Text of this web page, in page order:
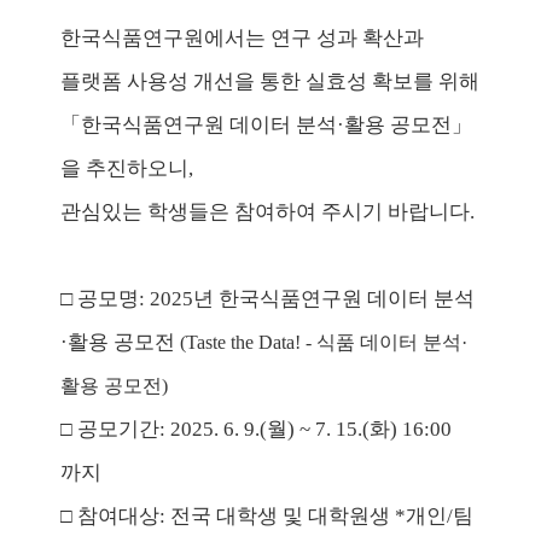
한국식품연구원에서는 연구 성과 확산과
플랫폼 사용성 개선을 통한 실효성 확보를 위해
「한국식품연구원 데이터 분석·활용 공모전」
을 추진하오니,
관심있는 학생들은 참여하여 주시기 바랍니다.
□ 공모명: 2025년 한국식품연구원 데이터 분석
·활용 공모전 (Taste the Data! - 식품 데이터 분석·
활용 공모전)
□ 공모기간: 2025. 6. 9.(월) ~ 7. 15.(화) 16:00
까지
□ 참여대상: 전국 대학생 및 대학원생 *개인/팀